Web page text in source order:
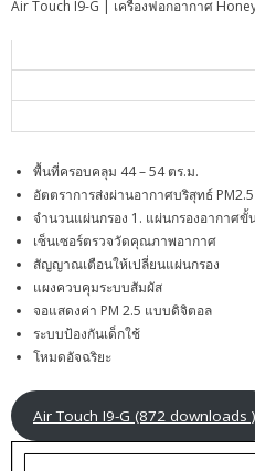
Air Touch I9-G | เครื่องฟอกอากาศ
พื้นที่ครอบคลุม 44 – 54 ตร.ม.
อัตตราการส่งผ่านอากาศบริสุทธ์
จำนวนแผ่นกรอง 1. แผ่นกรองอากาศขั้
เซ็นเซอร์ตรวจวัดคุณภาพอากาศ
สัญญาณเตือนให้เปลี่ยนแผ่นกรอง
แผงควบคุมระบบสัมผัส
จอแสดงค่า PM 2.5 แบบดิจิตอล
ระบบป้องกันเด็กใช้
โหมดอัจฉริยะ
Air Touch I9-G (872 downloads )